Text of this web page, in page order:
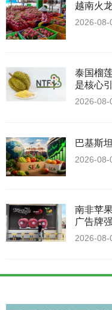
越南火
2026-08-
泰国榴
是核心
2026-08-
巴基斯
2026-08-
南非苹
广告牌
2026-08-